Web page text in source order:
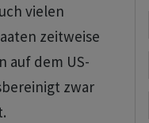
vielen
zeitweise
auf dem US-
zwar